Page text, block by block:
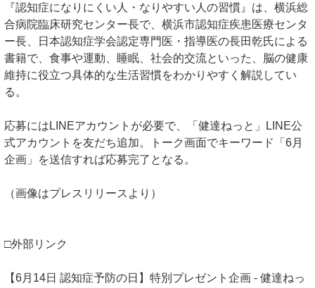
『認知症になりにくい人・なりやすい人の習慣』は、横浜総
合病院臨床研究センター長で、横浜市認知症疾患医療センタ
ー長、日本認知症学会認定専門医・指導医の長田乾氏による
書籍で、食事や運動、睡眠、社会的交流といった、脳の健康
維持に役立つ具体的な生活習慣をわかりやすく解説してい
る。
応募にはLINEアカウントが必要で、「健達ねっと」LINE公
式アカウントを友だち追加。トーク画面でキーワード「6月
企画」を送信すれば応募完了となる。
（画像はプレスリリースより）
□外部リンク
【6月14日 認知症予防の日】特別プレゼント企画 - 健達ねっ